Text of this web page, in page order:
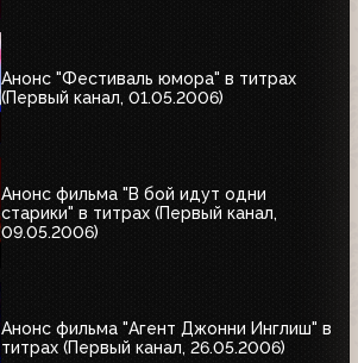
Анонс "Фестиваль юмора" в титрах
(Первый канал, 01.05.2006)
Анонс фильма "В бой идут одни
старики" в титрах (Первый канал,
09.05.2006)
Анонс фильма "Агент Джонни Инглиш" в
титрах (Первый канал, 26.05.2006)